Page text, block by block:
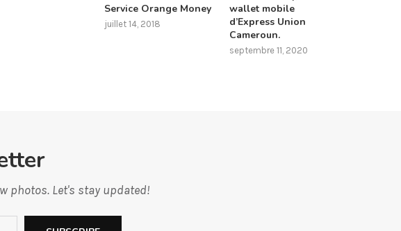
Service Orange Money
juillet 14, 2018
wallet mobile
d’Express Union
Cameroun.
septembre 11, 2020
photos. Let's stay updated!